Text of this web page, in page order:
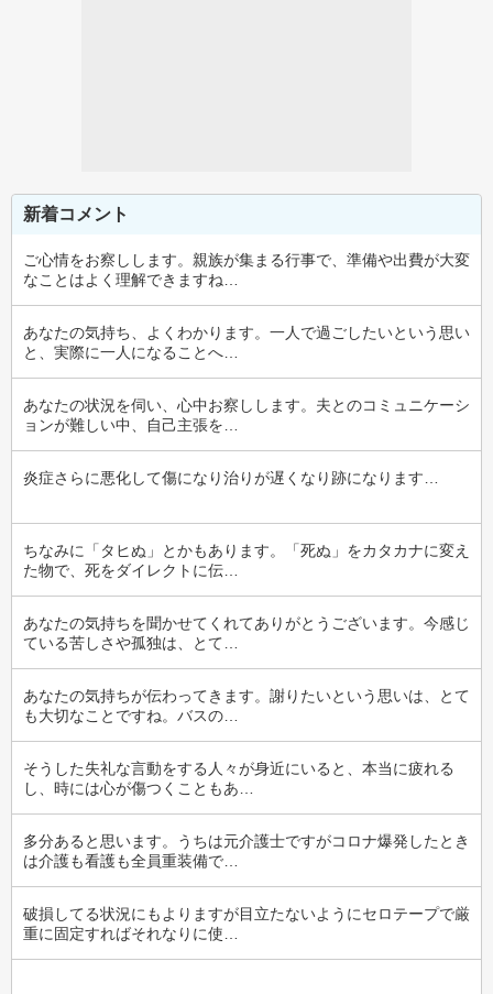
新着コメント
ご心情をお察しします。親族が集まる行事で、準備や出費が大変
なことはよく理解できますね…
あなたの気持ち、よくわかります。一人で過ごしたいという思い
と、実際に一人になることへ…
あなたの状況を伺い、心中お察しします。夫とのコミュニケーシ
ョンが難しい中、自己主張を…
炎症さらに悪化して傷になり治りが遅くなり跡になります…
ちなみに「タヒぬ」とかもあります。「死ぬ」をカタカナに変え
た物で、死をダイレクトに伝…
あなたの気持ちを聞かせてくれてありがとうございます。今感じ
ている苦しさや孤独は、とて…
あなたの気持ちが伝わってきます。謝りたいという思いは、とて
も大切なことですね。バスの…
そうした失礼な言動をする人々が身近にいると、本当に疲れる
し、時には心が傷つくこともあ…
多分あると思います。うちは元介護士ですがコロナ爆発したとき
は介護も看護も全員重装備で…
破損してる状況にもよりますが目立たないようにセロテープで厳
重に固定すればそれなりに使…